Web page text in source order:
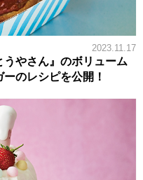
2023.11.17
うやさん』のボリューム
のレシピを公開！